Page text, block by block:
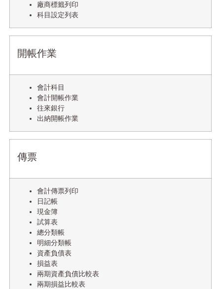
廠商標籤列印
科目設定列表
開帳作業
會計科目
會計開帳作業
往來銀行
出納開帳作業
傳票
會計傳票列印
日記帳
現金簿
試算表
總分類帳
明細分類帳
資產負債表
損益表
兩期資產負債比較表
兩期損益比較表